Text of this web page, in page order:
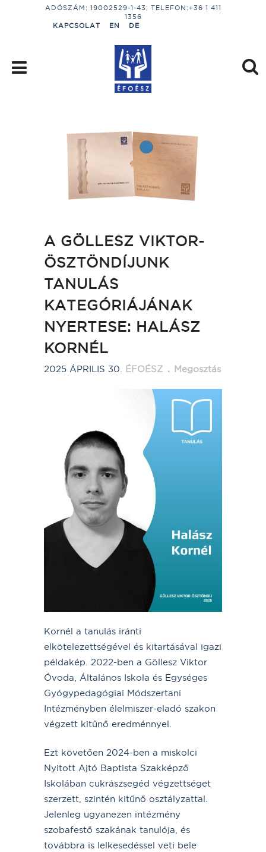
ADÓSZÁM: 19002529-1-43; TELEFON:+36 1 411
1356
KAPCSOLAT
EN DE
A GÖLLESZ VIKTOR-
ÖSZTÖNDÍJUNK
TANULÁS
KATEGÓRIÁJÁNAK
NYERTESE: HALÁSZ
KORNÉL
2025 ÁPRILIS 30. ÉFOÉSZ Megosztás
Kornél a tanulás iránti
elkötelezettségével és kitartásával igazi
példakép. 2022-ben a Göllesz Viktor
Óvoda, Általános Iskola és Egységes
Gyógypedagógiai Módszertani
Intézményben élelmiszer-eladó szakon
végzett kitűnő eredménnyel.
Ezt követően 2024-ben a miskolci
Nyitott Ajtó Baptista Szakképző
Iskolában cukrászsegéd végzettséget
szerzett, szintén kitűnő osztályzattal.
Jelenleg ugyanezen intézmény
szobafestő szakának tanulója, és
továbbra is lelkesedéssel veti bele